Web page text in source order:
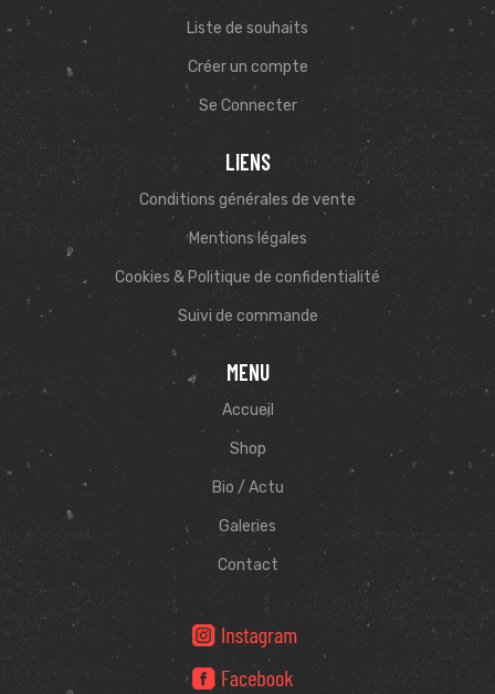
Liste de souhaits
Créer un compte
Se Connecter
LIENS
Conditions générales de vente
Mentions légales
Cookies & Politique de confidentialité
Suivi de commande
MENU
Accueil
Shop
Bio / Actu
Galeries
Contact